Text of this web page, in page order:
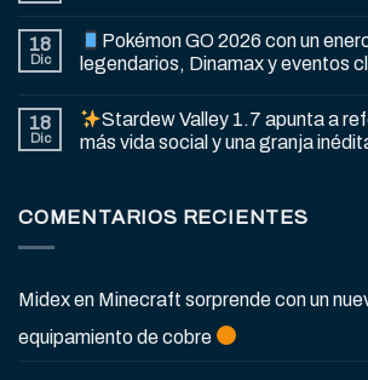
18
Dic
Pokémon GO 2026 con un
legendarios, Dinamax y eventos
18
Dic
Stardew Valley 1.7 apunta a
más vida social y una granja
COMENTARIOS RECIENTES
Midexen Minecraft sorprende con un
equipamiento de cobre